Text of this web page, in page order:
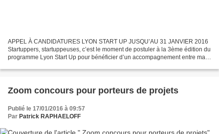
APPEL À CANDIDATURES LYON START UP JUSQU’AU 31 JANVIER 2016
Startuppers, startuppeuses, c’est le moment de postuler à la 3ème édition du
programme Lyon Start Up pour bénéficier d’un accompagnement entre mars
Zoom concours pour porteurs de projets
Publié le 17/01/2016 à 09:57
Par Patrick RAPHAELOFF